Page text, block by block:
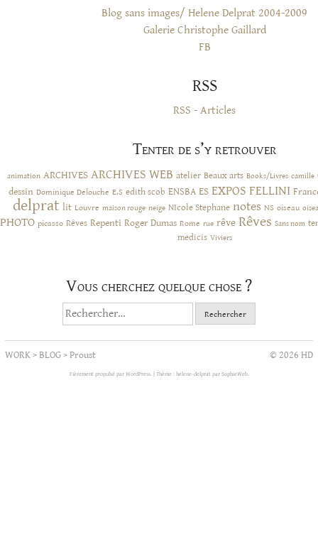
Blog sans images/ Helene Delprat 2004-2009
Galerie Christophe Gaillard
FB
RSS
RSS - Articles
Tenter de s’y retrouver
animation ARCHIVES ARCHIVES WEB atelier Beaux arts Books/Livres camille
dessin Dominique Delouche E.S edith scob ENSBA ES EXPOS FELLINI
delprat lit Louvre maison rouge neige NIcole Stephane notes NS oiseau
PHOTO picasso Rêves Repenti Roger Dumas Rome rue rêve Rêves Sans nom
medicis Viviers
Vous cherchez quelque chose ?
Rechercher :
WORK>BLOG>Proust © 2026 HD
Fièrement propulsé par WordPress. Thème : helene-delprat par SophieWeb.